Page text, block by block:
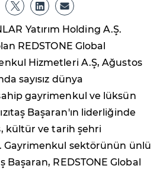
Yatırım Holding A.Ş.
REDSTONE Global
Hizmetleri A.Ş, Ağustos
sayısız dünya
gayrimenkul ve lüksün
Başaran'ın liderliğinde
kültür ve tarih şehri
Gayrimenkul sektörünün ünlü
Başaran, REDSTONE Global